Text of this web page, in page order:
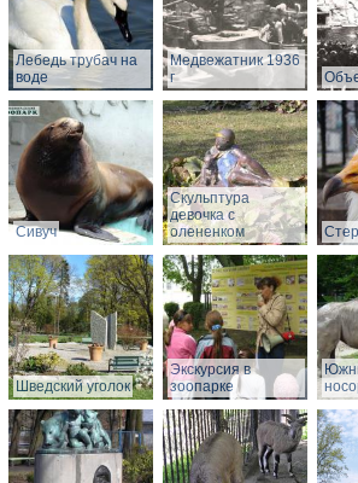
Лебедь трубач на
воде
Медвежатник 1936
г
Сивуч
Скульптура
девочка с
олененком
Шведский уголок
Экскурсия в
зоопарке